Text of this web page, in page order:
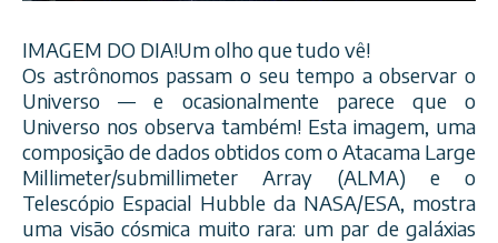
IMAGEM DO DIA!Um olho que tudo vê!
Os astrônomos passam o seu tempo a observar o
Universo — e ocasionalmente parece que o
Universo nos observa também! Esta imagem, uma
composição de dados obtidos com o Atacama Large
Millimeter/submillimeter Array (ALMA) e o
Telescópio Espacial Hubble da NASA/ESA, mostra
uma visão cósmica muito rara: um par de galáxias